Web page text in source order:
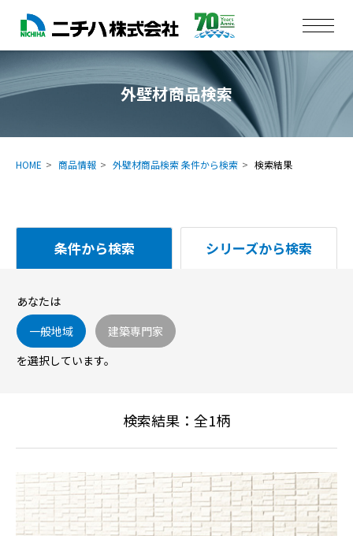
外壁材商品検索
HOME 商品情報 外壁材商品検索 条件から検索 検索結果
条件から検索 シリーズから検索
あなたは
一般地域
建築専門家
を選択しています。
検索結果：全1柄